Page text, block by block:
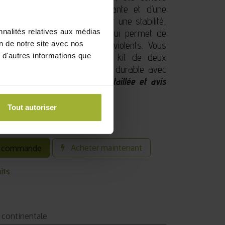
relatives aux médias
de notre site avec nos
informations que
Tout autoriser
d’une porte coulissante et d’une
plus facilement. Pour garantir une stabilité,
reliés aux profils(1) ce qui permet de
serre en cas de vents violents. Vous
l’eau de pluie avec le kit de deux
offert. Faites le choix du durable avec
Description détaillée et avis
commande Acheter maintenant
continentale